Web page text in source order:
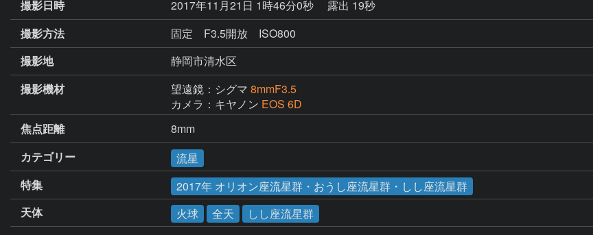
撮影日時
2017年11月21日 1時46分0秒
露出 19秒
撮影方法
固定 F3.5開放 ISO800
撮影地
静岡市清水区
撮影機材
望遠鏡：シグマ 8mmF3.5
カメラ：キヤノン EOS 6D
焦点距離
8mm
カテゴリー
流星
特集
2017年 オリオン座流星群・おうし座流星群・しし座流星群
天体
火球 全天 しし座流星群